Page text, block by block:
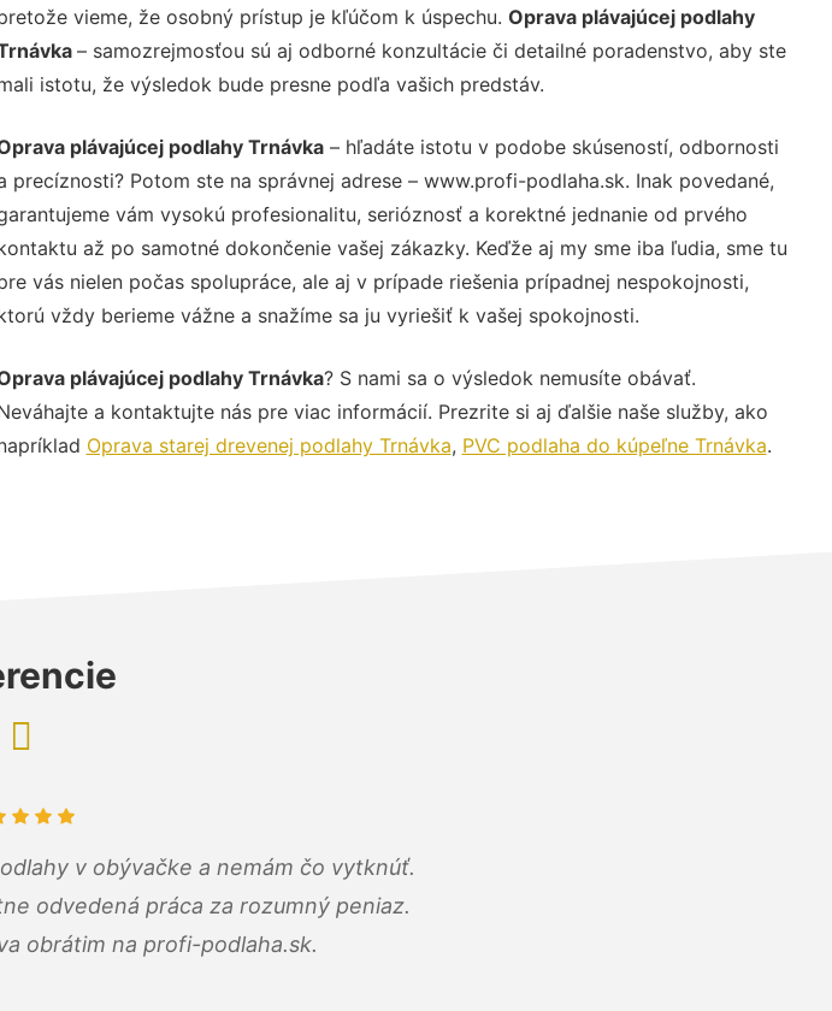
vieme, že osobný prístup je kľúčom k úspechu. Oprava plávajúcej podlahy
– samozrejmosťou sú aj odborné konzultácie či detailné poradenstvo, aby ste
istotu, že výsledok bude presne podľa vašich predstáv.
plávajúcej podlahy Trnávka– hľadáte istotu v podobe skúseností, odbornosti
precíznosti? Potom ste na správnej adrese – www.profi-podlaha.sk. Inak povedané,
vám vysokú profesionalitu, serióznosť a korektné jednanie od prvého
až po samotné dokončenie vašej zákazky. Keďže aj my sme iba ľudia, sme tu
vás nielen počas spolupráce, ale aj v prípade riešenia prípadnej nespokojnosti,
vždy berieme vážne a snažíme sa ju vyriešiť k vašej spokojnosti.
plávajúcej podlahy Trnávka? S nami sa o výsledok nemusíte obávať.
a kontaktujte nás pre viac informácií. Prezrite si aj ďalšie naše služby, ako
Oprava starej drevenej podlahy Trnávka, PVC podlaha do kúpeľne Trnávka.
v obývačke a nemám čo vytknúť.
odvedená práca za rozumný peniaz.
obrátim na profi-podlaha.sk.